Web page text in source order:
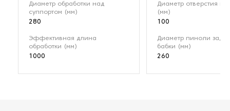
Диаметр обработки над
суппортом (мм)
280
Эффективная длина
обработки (мм)
1000
Диаметр отверстия
(мм)
100
Диаметр пиноли
бабки (мм)
260